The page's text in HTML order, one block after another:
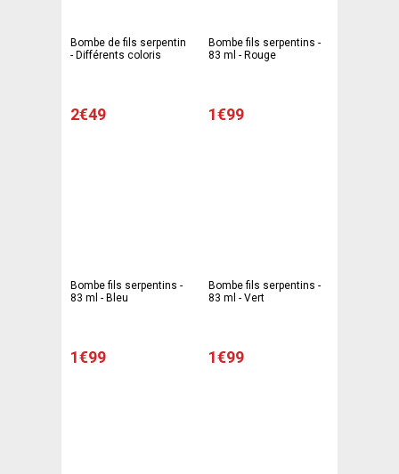
Bombe de fils serpentin
- Différents coloris
2€49
Bombe fils serpentins -
83 ml - Rouge
1€99
Bombe fils serpentins -
83 ml - Bleu
1€99
Bombe fils serpentins -
83 ml - Vert
1€99